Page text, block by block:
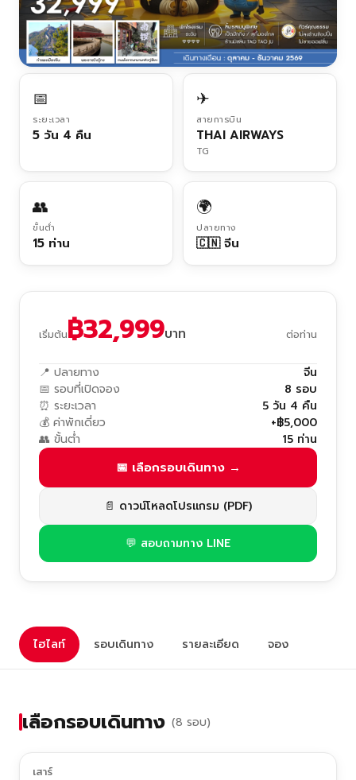
📅
ระยะเวลา
5 วัน 4 คืน
✈
สายการบิน
THAI AIRWAYS
TG
👥
ขั้นต่ำ
15 ท่าน
🌍
ปลายทาง
🇨🇳 จีน
เริ่มต้น฿32,999บาท ต่อท่าน
📍 ปลายทาง
จีน
📅 รอบที่เปิดจอง
8 รอบ
⏰ ระยะเวลา
5 วัน 4 คืน
💰 ค่าพักเดี่ยว
+฿5,000
👥 ขั้นต่ำ
15 ท่าน
📅 เลือกรอบเดินทาง →
📄 ดาวน์โหลดโปรแกรม (PDF)
💬 สอบถามทาง LINE
ไฮไลท์ รอบเดินทาง รายละเอียด จอง
เลือกรอบเดินทาง (8 รอบ)
เสาร์